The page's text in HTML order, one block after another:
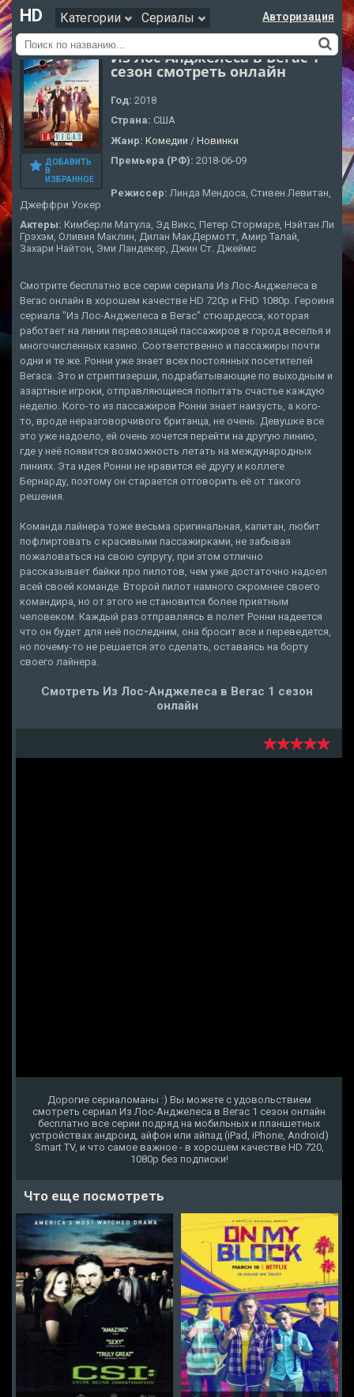
HD Категории Сериалы Авторизация
ДОБАВИТЬ
В
ИЗБРАННОЕ
Из Лос-Анджелеса в Вегас 1
сезон смотреть онлайн
Год: 2018
Страна: США
Жанр: Комедии / Новинки
Премьера (РФ): 2018-06-09
Режиссер: Линда Мендоса, Стивен Левитан,
Джеффри Уокер
Актеры: Кимберли Матула, Эд Викс, Петер Стормаре, Нэйтан Ли
Грэхэм, Оливия Маклин, Дилан МакДермотт, Амир Талай,
Захари Найтон, Эми Ландекер, Джин Ст. Джеймс
Смотрите бесплатно все серии сериала Из Лос-Анджелеса в
Вегас онлайн в хорошем качестве HD 720p и FHD 1080p. Героиня
сериала "Из Лос-Анджелеса в Вегас" стюардесса, которая
работает на линии перевозящей пассажиров в город веселья и
многочисленных казино. Соответственно и пассажиры почти
одни и те же. Ронни уже знает всех постоянных посетителей
Вегаса. Это и стриптизерши, подрабатывающие по выходным и
азартные игроки, отправляющиеся попытать счастье каждую
неделю. Кого-то из пассажиров Ронни знает наизусть, а кого-
то, вроде неразговорчивого британца, не очень. Девушке все
это уже надоело, ей очень хочется перейти на другую линию,
где у неё появится возможность летать на международных
линиях. Эта идея Ронни не нравится её другу и коллеге
Бернарду, поэтому он старается отговорить её от такого
решения.
Команда лайнера тоже весьма оригинальная, капитан, любит
пофлиртовать с красивыми пассажирками, не забывая
пожаловаться на свою супругу, при этом отлично
рассказывает байки про пилотов, чем уже достаточно надоел
всей своей команде. Второй пилот намного скромнее своего
командира, но от этого не становится более приятным
человеком. Каждый раз отправляясь в полет Ронни надеется
что он будет для неё последним, она бросит все и переведется,
но почему-то не решается это сделать, оставаясь на борту
своего лайнера.
Смотреть Из Лос-Анджелеса в Вегас 1 сезон
онлайн
Дорогие сериаломаны :) Вы можете с удовольствием
смотреть сериал Из Лос-Анджелеса в Вегас 1 сезон онлайн
бесплатно все серии подряд на мобильных и планшетных
устройствах андроид, айфон или айпад (iPad, iPhone, Android)
Smart TV, и что самое важное - в хорошем качестве HD 720,
1080p без подписки!
Что еще посмотреть